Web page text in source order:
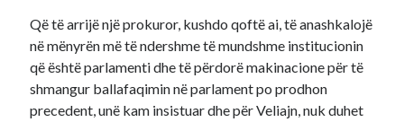
Që të arrijë një prokuror, kushdo qoftë ai, të anashkalojë
në mënyrën më të ndershme të mundshme institucionin
që është parlamenti dhe të përdorë makinacione për të
shmangur ballafaqimin në parlament po prodhon
precedent, unë kam insistuar dhe për Veliajn, nuk duhet